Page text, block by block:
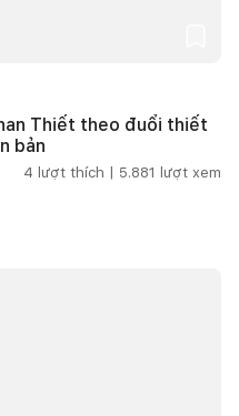
Thiết theo đuổi thiết
bản
4 lượt thích | 5.881 lượt xem